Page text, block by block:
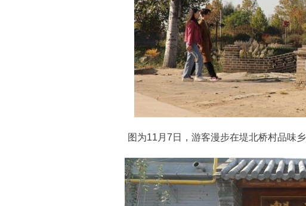
图为11月7日，游客漫步在堤北桥村品味乡